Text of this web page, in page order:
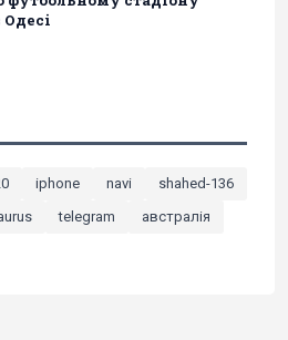
iphone navi
shahed-136
telegram
австралія